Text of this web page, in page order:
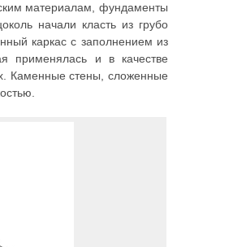
материалам, фундаменты
начали класть из грубо
каркас с заполнением из
применялась и в качестве
Каменные стены, сложенные